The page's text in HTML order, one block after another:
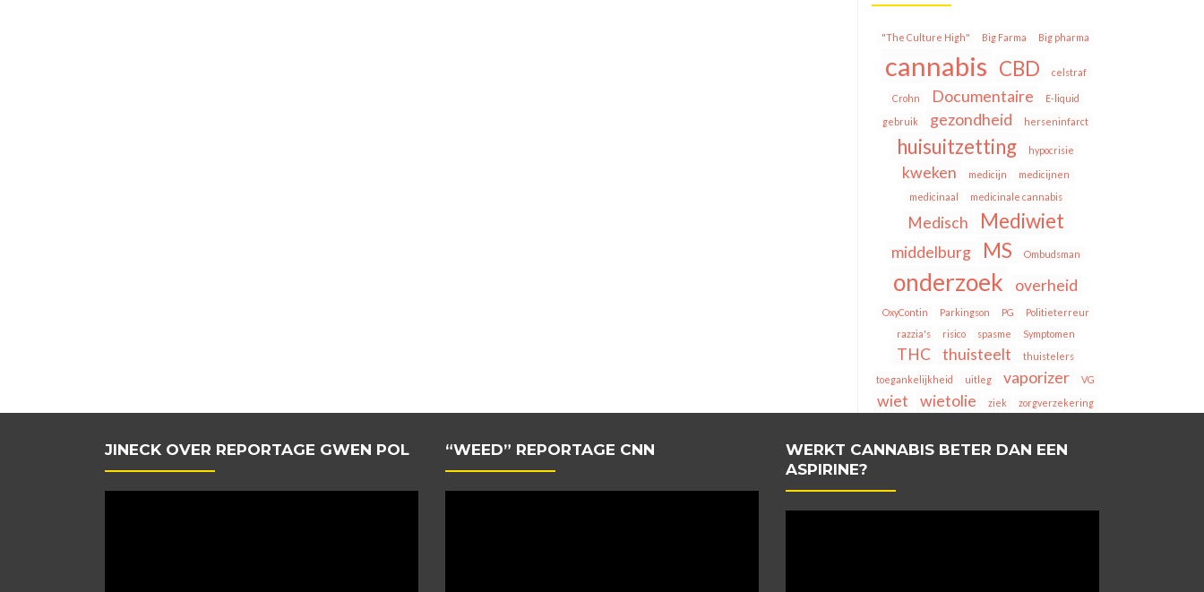
"The Culture High" Big Farma Big pharma
cannabis CBD celstraf
Crohn Documentaire
E-liquid
gebruik
gezondheid herseninfarct
huisuitzetting hypocrisie
kweken medicijn
medicijnen
medicinaal
medicinale cannabis
Medisch Mediwiet
middelburg MS Ombudsman
onderzoek overheid
OxyContin Parkingson PG
Politieterreur
razzia's
risico spasme Symptomen
THC thuisteelt
thuistelers
toegankelijkheid
uitleg vaporizer VG
wiet wietolie ziek zorgverzekering
JINECK OVER REPORTAGE GWEN POL “WEED” REPORTAGE CNN
WERKT CANNABIS BETER DAN EEN
ASPIRINE?